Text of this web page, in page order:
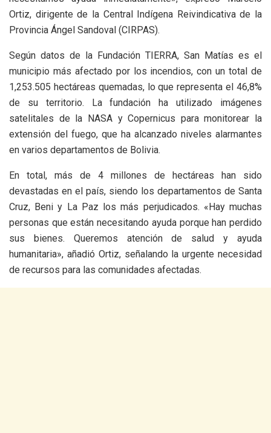
Ortiz, dirigente de la Central Indígena Reivindicativa de la
Provincia Ángel Sandoval (CIRPAS).
Según datos de la Fundación TIERRA, San Matías es el
municipio más afectado por los incendios, con un total de
1,253.505 hectáreas quemadas, lo que representa el 46,8%
de su territorio. La fundación ha utilizado imágenes
satelitales de la NASA y Copernicus para monitorear la
extensión del fuego, que ha alcanzado niveles alarmantes
en varios departamentos de Bolivia.
En total, más de 4 millones de hectáreas han sido
devastadas en el país, siendo los departamentos de Santa
Cruz, Beni y La Paz los más perjudicados. «Hay muchas
personas que están necesitando ayuda porque han perdido
sus bienes. Queremos atención de salud y ayuda
humanitaria», añadió Ortiz, señalando la urgente necesidad
de recursos para las comunidades afectadas.